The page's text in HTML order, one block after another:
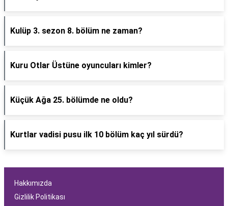
Kulüp 3. sezon 8. bölüm ne zaman?
Kuru Otlar Üstüne oyuncuları kimler?
Küçük Ağa 25. bölümde ne oldu?
Kurtlar vadisi pusu ilk 10 bölüm kaç yıl sürdü?
Hakkımızda
Gizlilik Politikası